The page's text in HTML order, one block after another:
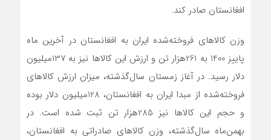
افغانستان صادر کند.
وزن کالاهای فروخته‌شده ایران به افغانستان در آخرین ‌ماه
پاییز 1400 به 261‌هزار تن و ارزش این کالاها نیز به 137‌میلیون
دلار رسید. در آغاز زمستان سال‌گذشته، میزان ارزش کالاهای
فروخته‌شده از مبدا ایران به افغانستان، 128‌میلیون دلار بوده
و حجم این کالاها نیز 285‌هزار تن ثبت ‌شده است. در
بهمن‌ماه سال‌گذشته، وزن کالاهای صادراتی به افغانستان،